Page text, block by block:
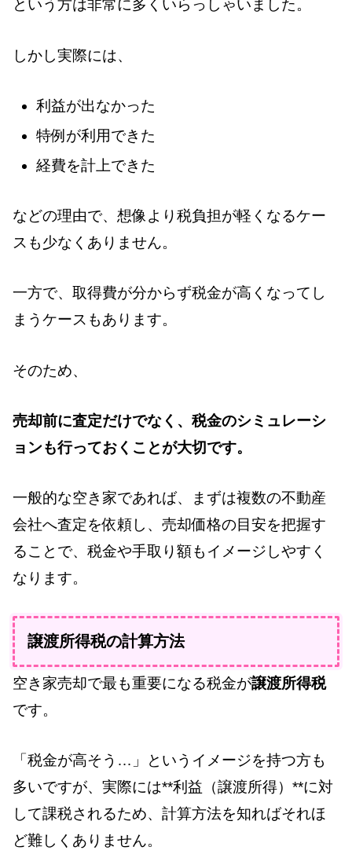
という方は非常に多くいらっしゃいました。
しかし実際には、
利益が出なかった
特例が利用できた
経費を計上できた
などの理由で、想像より税負担が軽くなるケー
スも少なくありません。
一方で、取得費が分からず税金が高くなってし
まうケースもあります。
そのため、
売却前に査定だけでなく、税金のシミュレーシ
ョンも行っておくことが大切です。
一般的な空き家であれば、まずは複数の不動産
会社へ査定を依頼し、売却価格の目安を把握す
ることで、税金や手取り額もイメージしやすく
なります。
譲渡所得税の計算方法
空き家売却で最も重要になる税金が譲渡所得税
です。
「税金が高そう…」というイメージを持つ方も
多いですが、実際には**利益（譲渡所得）**に対
して課税されるため、計算方法を知ればそれほ
ど難しくありません。